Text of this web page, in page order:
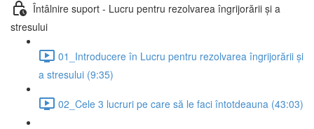
Întâlnire suport - Lucru pentru rezolvarea îngrijorării și a
stresului
01_Introducere în Lucru pentru rezolvarea îngrijorării și
a stresului (9:35)
02_Cele 3 lucruri pe care să le faci întotdeauna (43:03)